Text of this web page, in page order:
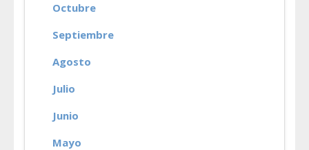
Octubre
Septiembre
Agosto
Julio
Junio
Mayo